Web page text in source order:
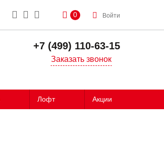
0 Войти
+7 (499) 110-63-15
Заказать звонок
Лофт Акции